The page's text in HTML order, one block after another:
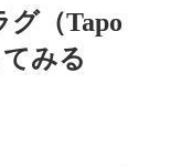
（Tapo
みる